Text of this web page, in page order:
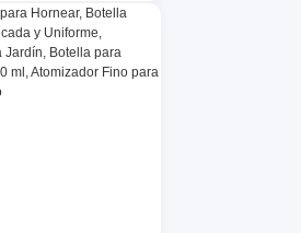
Electric Tool